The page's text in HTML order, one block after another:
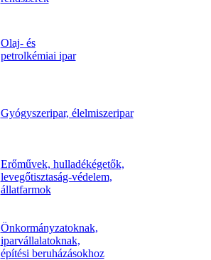
Olaj- és
petrolkémiai ipar
Gyógyszeripar, élelmiszeripar
Erőművek, hulladékégetők,
levegőtisztaság-védelem,
állatfarmok
Önkormányzatoknak,
iparvállalatoknak,
építési beruházásokhoz